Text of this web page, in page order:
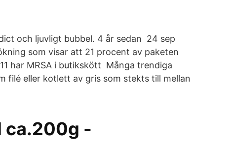
och ljuvligt bubbel. 4 år sedan 24 sep
som visar att 21 procent av paketen
har MRSA i butikskött Många trendiga
filé eller kotlett av gris som stekts till mellan
ca.200g -